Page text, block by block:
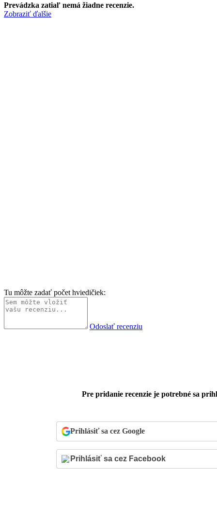
Prevádzka zatiaľ nemá žiadne recenzie.
Zobraziť ďalšie
Tu môžte zadať počet hviedičiek:
Odoslať recenziu
Pre pridanie recenzie je potrebné sa
Prihlásiť sa cez Google